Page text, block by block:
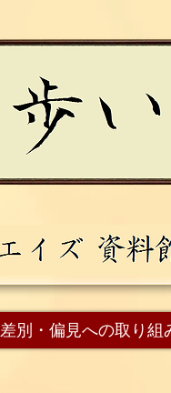
差別・偏見への取り組